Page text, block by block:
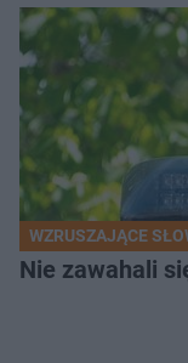
WZRUSZAJĄCE
Nie zawahali